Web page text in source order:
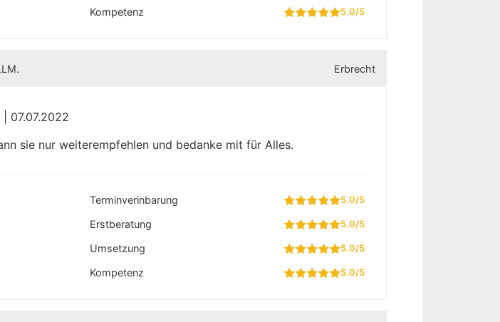
Kompetenz 5.0/5
Erbrecht
07.07.2022
sie nur weiterempfehlen und bedanke mit für Alles.
Terminverinbarung 5.0/5
Erstberatung 5.0/5
Umsetzung 5.0/5
Kompetenz 5.0/5